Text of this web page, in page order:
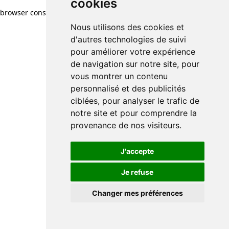
cookies
Nous utilisons des cookies et
d'autres technologies de suivi
pour améliorer votre expérience
de navigation sur notre site, pour
vous montrer un contenu
personnalisé et des publicités
ciblées, pour analyser le trafic de
notre site et pour comprendre la
provenance de nos visiteurs.
J'accepte
Je refuse
Changer mes préférences
browser console for more information)